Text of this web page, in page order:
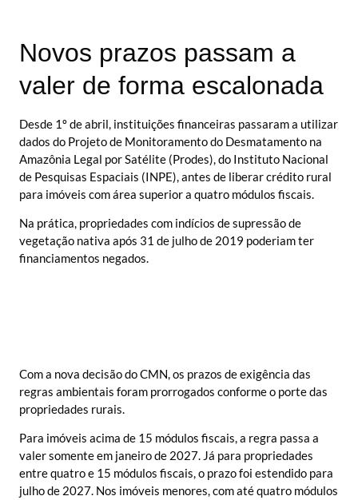
Novos prazos passam a
valer de forma escalonada
Desde 1º de abril, instituições financeiras passaram a utilizar
dados do Projeto de Monitoramento do Desmatamento na
Amazônia Legal por Satélite (Prodes), do Instituto Nacional
de Pesquisas Espaciais (INPE), antes de liberar crédito rural
para imóveis com área superior a quatro módulos fiscais.
Na prática, propriedades com indícios de supressão de
vegetação nativa após 31 de julho de 2019 poderiam ter
financiamentos negados.
Com a nova decisão do CMN, os prazos de exigência das
regras ambientais foram prorrogados conforme o porte das
propriedades rurais.
Para imóveis acima de 15 módulos fiscais, a regra passa a
valer somente em janeiro de 2027. Já para propriedades
entre quatro e 15 módulos fiscais, o prazo foi estendido para
julho de 2027. Nos imóveis menores, com até quatro módulos